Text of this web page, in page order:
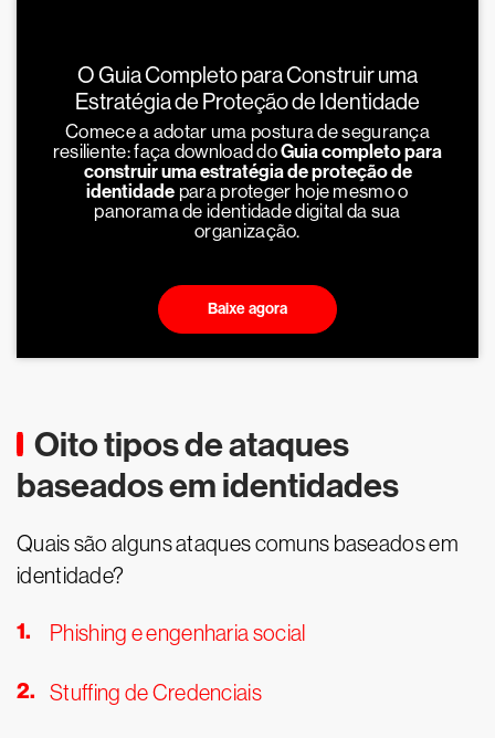
O Guia Completo para Construir uma
Estratégia de Proteção de Identidade
Comece a adotar uma postura de segurança
resiliente: faça download doGuia completo para
construir uma estratégia de proteção de
identidade para proteger hoje mesmo o
panorama de identidade digital da sua
organização.
Baixe agora
Oito tipos de ataques
baseados em identidades
Quais são alguns ataques comuns baseados em
identidade?
Phishing e engenharia social
Stuffing de Credenciais